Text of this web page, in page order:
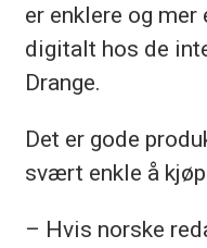
er enklere og
digitalt hos de
Drange.
Det er gode
svært enkle å
– Hvis norske